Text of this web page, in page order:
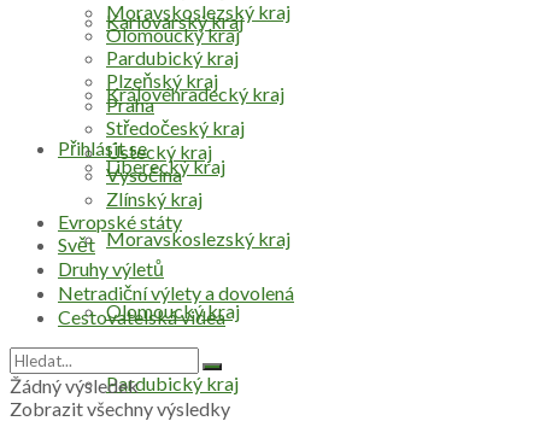
Přihlásit se
Karlovarský kraj
Královéhradecký kraj
Liberecký kraj
Moravskoslezský kraj
Olomoucký kraj
Pardubický kraj
Moravskoslezský kraj
Olomoucký kraj
Pardubický kraj
Plzeňský kraj
Praha
Středočeský kraj
Ústecký kraj
Vysočina
Zlínský kraj
Evropské státy
Svět
Druhy výletů
Netradiční výlety a dovolená
Cestovatelská videa
Žádný výsledek
Zobrazit všechny výsledky